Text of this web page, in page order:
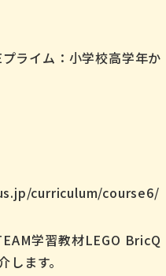
ライム：小学校高学年か
curriculum/course6/
学習教材LEGO BricQ
ます。